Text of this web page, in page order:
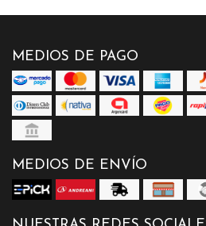
MEDIOS DE PAGO
MEDIOS DE ENVÍO